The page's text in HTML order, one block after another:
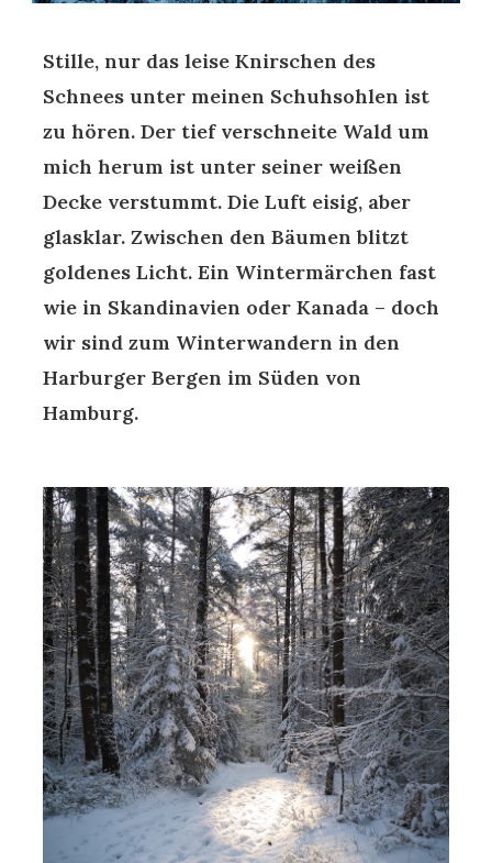
Stille, nur das leise Knirschen des
Schnees unter meinen Schuhsohlen ist
zu hören. Der tief verschneite Wald um
mich herum ist unter seiner weißen
Decke verstummt. Die Luft eisig, aber
glasklar. Zwischen den Bäumen blitzt
goldenes Licht. Ein Wintermärchen fast
wie in Skandinavien oder Kanada – doch
wir sind zum Winterwandern in den
Harburger Bergen im Süden von
Hamburg.